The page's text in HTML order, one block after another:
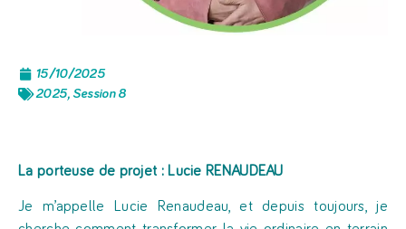
15/10/2025
2025, Session 8
La porteuse de projet : Lucie RENAUDEAU
Je m’appelle Lucie Renaudeau, et depuis toujours, je